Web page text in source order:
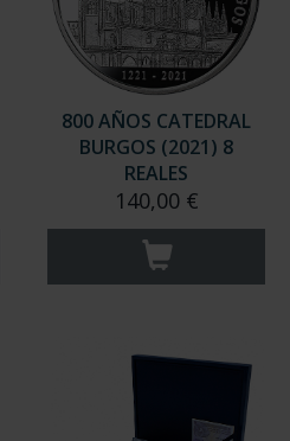
800 AÑOS CATEDRAL
BURGOS (2021) 8
REALES
140,00 €